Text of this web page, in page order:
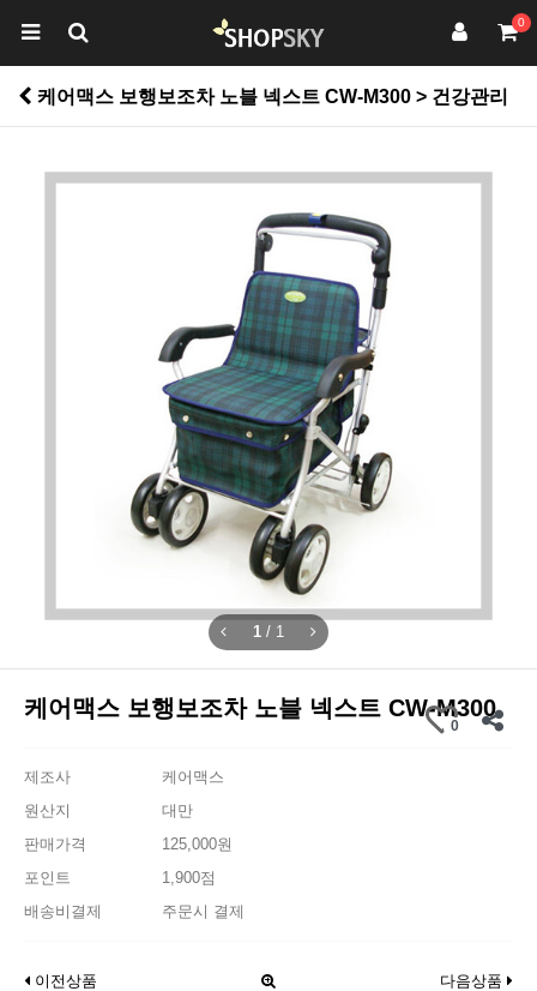
0
케어맥스 보행보조차 노블 넥스트 CW-M300 > 건강관리
1 / 1
케어맥스 보행보조차 노블 넥스트 CW-M300
0
제조사
케어맥스
원산지
대만
판매가격
125,000원
포인트
1,900점
배송비결제
주문시 결제
이전상품 다음상품